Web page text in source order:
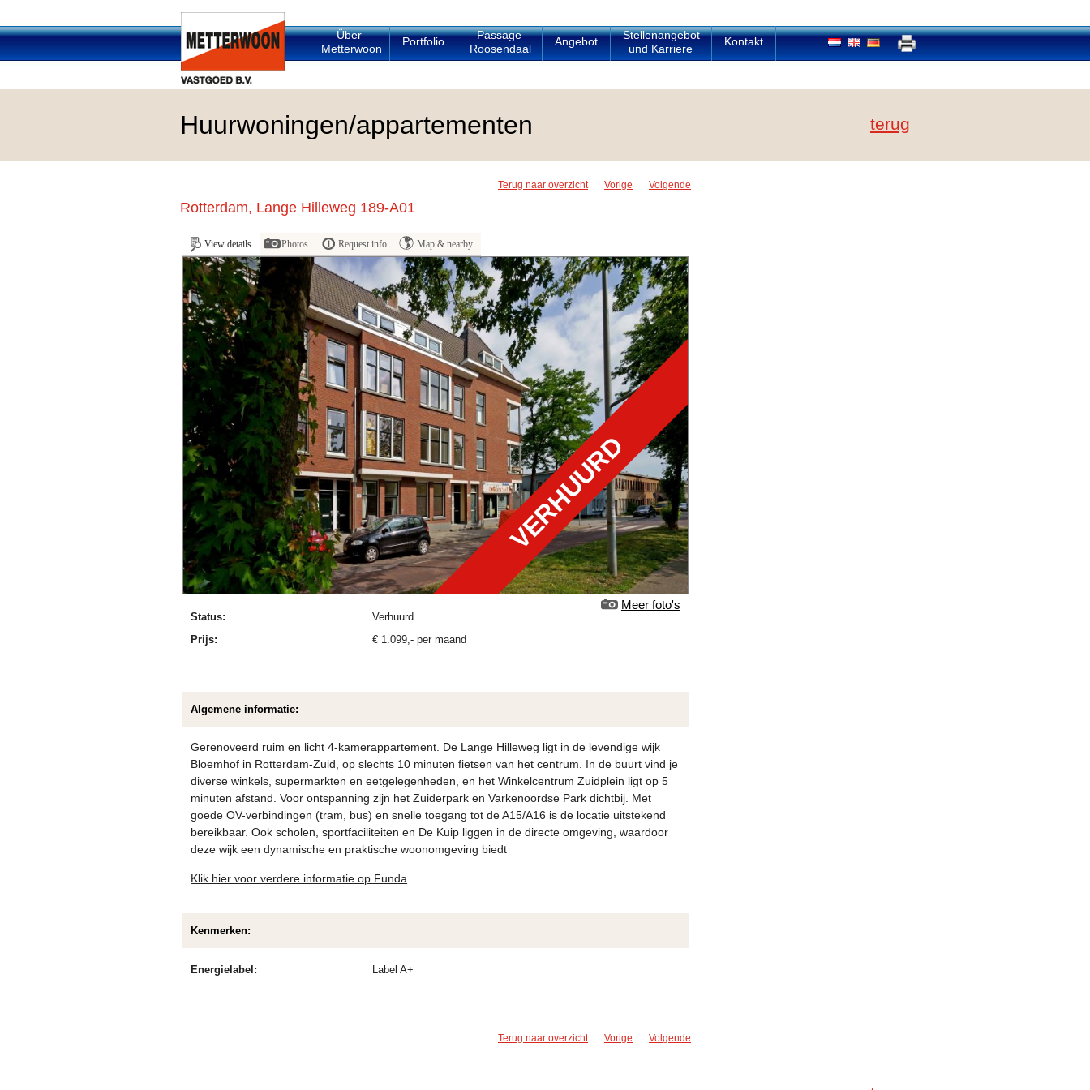
Über
Metterwoon
Portfolio
Passage
Roosendaal
Angebot
Stellenangebot
und Karriere
Kontakt
Huurwoningen/appartementen terug
Terug naar overzicht Vorige Volgende
Rotterdam, Lange Hilleweg 189-A01
View details Photos Request info Map & nearby
VERHUURD
Meer foto's
Status:
verhuurd
Prijs:
€ 1.099 ,- per maand
Algemene informatie:
Gerenoveerd ruim en licht 4-kamerappartement. De Lange Hilleweg ligt in de levendige wijk
Bloemhof in Rotterdam-Zuid, op slechts 10 minuten fietsen van het centrum. In de buurt vind je
diverse winkels, supermarkten en eetgelegenheden, en het Winkelcentrum Zuidplein ligt op 5
minuten afstand. Voor ontspanning zijn het Zuiderpark en Varkenoordse Park dichtbij. Met
goede OV-verbindingen (tram, bus) en snelle toegang tot de A15/A16 is de locatie uitstekend
bereikbaar. Ook scholen, sportfaciliteiten en De Kuip liggen in de directe omgeving, waardoor
deze wijk een dynamische en praktische woonomgeving biedt
Klik hier voor verdere informatie op Funda
Kenmerken:
Energielabel: Label A+
Terug naar overzicht Vorige Volgende